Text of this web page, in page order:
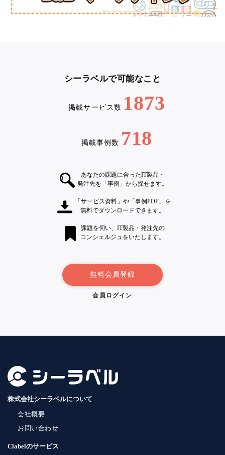
シーラベルで可能なこと
掲載サービス数 1873
掲載事例数 718
あなたの課題に合ったIT製品・
発注先を「事例」から探せます。
「サービス資料」や「事例PDF」を
無料でダウンロードできます。
課題を伺い、IT製品・発注先の
コンシェルジュをいたします。
無料会員登録
会員ログイン
株式会社シーラベルについて
会社概要
お問い合わせ
Clabelのサービス